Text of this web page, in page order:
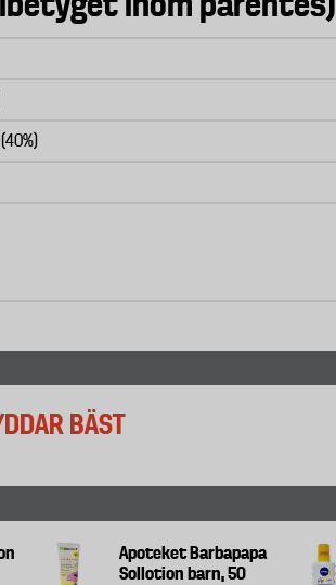
BÄST
Apoteket Barbapapa
Sollotion barn, 50